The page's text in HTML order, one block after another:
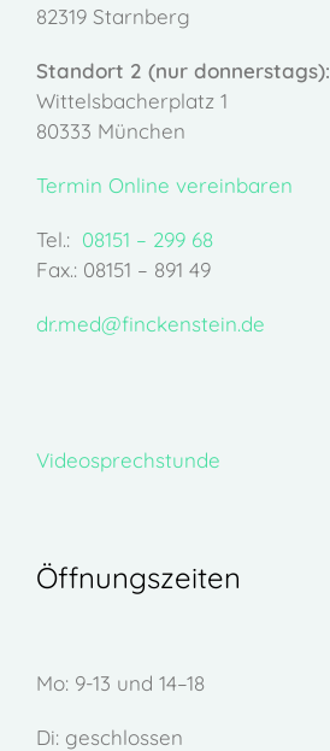
82319 Starnberg
Standort 2 (nur donnerstags):
Wittelsbacherplatz 1
80333 München
Termin Online vereinbaren
Tel.: 08151 – 299 68
Fax.: 08151 – 891 49
dr.med@finckenstein.de
Videosprechstunde
Öffnungszeiten
Mo: 9-13 und 14–18
Di: geschlossen